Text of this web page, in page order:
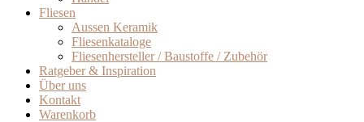
Fliesen
Aussen Keramik
Fliesenkataloge
Fliesenhersteller / Baustoffe / Zubehör
Ratgeber & Inspiration
Über uns
Kontakt
Warenkorb